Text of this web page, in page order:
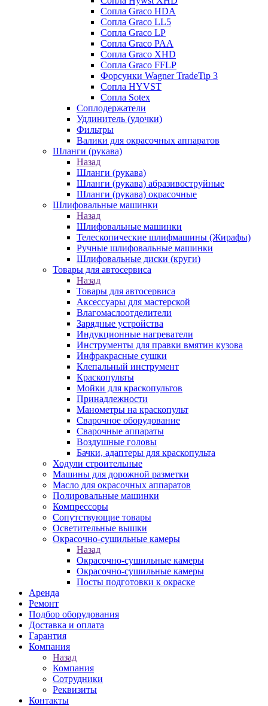
Сопла Graco HDA
Сопла Graco LL5
Сопла Graco LP
Сопла Graco PAA
Сопла Graco XHD
Сопла Graco FFLP
Форсунки Wagner TradeTip 3
Сопла HYVST
Сопла Sotex
Соплодержатели
Удлинитель (удочки)
Фильтры
Валики для окрасочных аппаратов
Шланги (рукава)
Назад
Шланги (рукава)
Шланги (рукава) абразивоструйные
Шланги (рукава) окрасочные
Шлифовальные машинки
Назад
Шлифовальные машинки
Телескопические шлифмашины (Жирафы)
Ручные шлифовальные машинки
Шлифовальные диски (круги)
Товары для автосервиса
Назад
Товары для автосервиса
Аксессуары для мастерской
Влагомаслоотделители
Зарядные устройства
Индукционные нагреватели
Инструменты для правки вмятин кузова
Инфракрасные сушки
Клепальный инструмент
Краскопульты
Мойки для краскопультов
Принадлежности
Манометры на краскопульт
Сварочное оборудование
Сварочные аппараты
Воздушные головы
Бачки, адаптеры для краскопульта
Ходули строительные
Машины для дорожной разметки
Масло для окрасочных аппаратов
Полировальные машинки
Компрессоры
Сопутствующие товары
Осветительные вышки
Окрасочно-сушильные камеры
Назад
Окрасочно-сушильные камеры
Окрасочно-сушильные камеры
Посты подготовки к окраске
Аренда
Ремонт
Подбор оборудования
Доставка и оплата
Гарантия
Компания
Назад
Компания
Сотрудники
Реквизиты
Контакты